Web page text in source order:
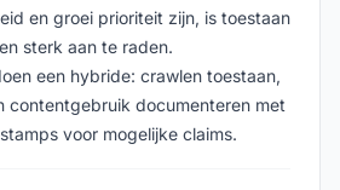
en groei prioriteit zijn, is toestaan
sterk aan te raden.
een hybride: crawlen toestaan,
contentgebruik documenteren met
voor mogelijke claims.